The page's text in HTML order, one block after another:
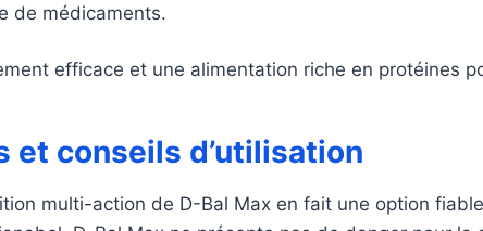
de médicaments.
efficace et une alimentation riche en protéines
et conseils d’utilisation
multi-action de D-Bal Max en fait une option